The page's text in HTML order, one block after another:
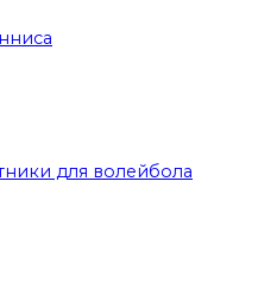
для волейбола